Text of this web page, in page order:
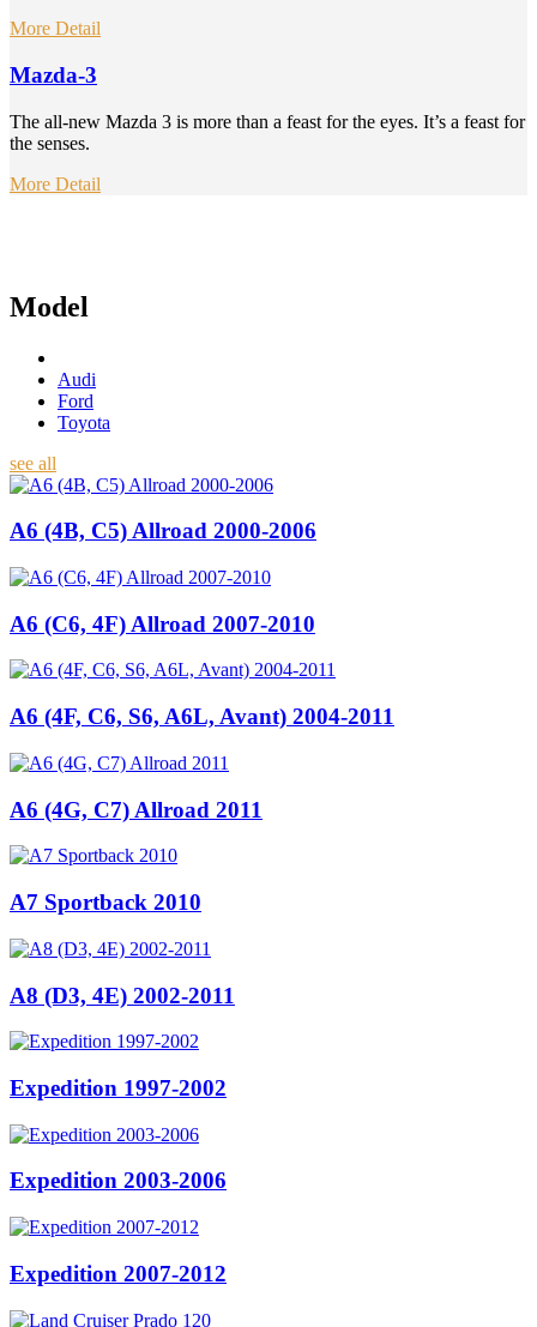
More Detail
Mazda-3
The all-new Mazda 3 is more than a feast for the eyes. It’s a feast for
the senses.
More Detail
Model
Audi
Ford
Toyota
see all
A6 (4B, C5) Allroad 2000-2006
A6 (C6, 4F) Allroad 2007-2010
A6 (4F, C6, S6, A6L, Avant) 2004-2011
A6 (4G, C7) Allroad 2011
A7 Sportback 2010
A8 (D3, 4E) 2002-2011
Expedition 1997-2002
Expedition 2003-2006
Expedition 2007-2012